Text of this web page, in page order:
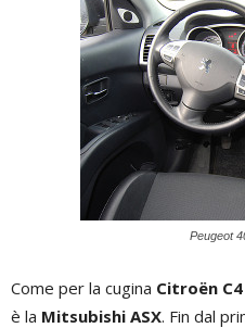
Peugeot
Come per la cugina Citroën
è la Mitsubishi ASX. Fin dal